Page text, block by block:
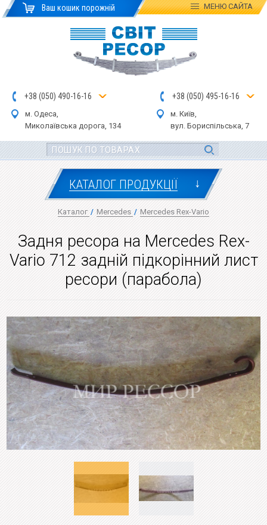
Ваш кошик порожній МЕНЮСАЙТА
+38 (050) 490-16-16
м. Одеса,
Миколаївська дорога, 134
+38 (050) 495-16-16
м. Київ,
вул. Бориспільська, 7
КАТАЛОГ ПРОДУКЦІЇ ↓
Каталог / Mercedes / Mercedes Rex-Vario
Задня ресора на Mercedes Rex-
Vario 712 задній підкорінний лист
ресори (парабола)